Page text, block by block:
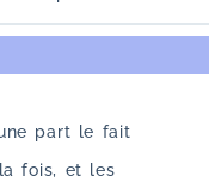
part le fait
fois, et les